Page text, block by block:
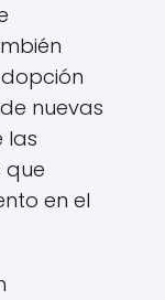
nuevas
las
que
en el